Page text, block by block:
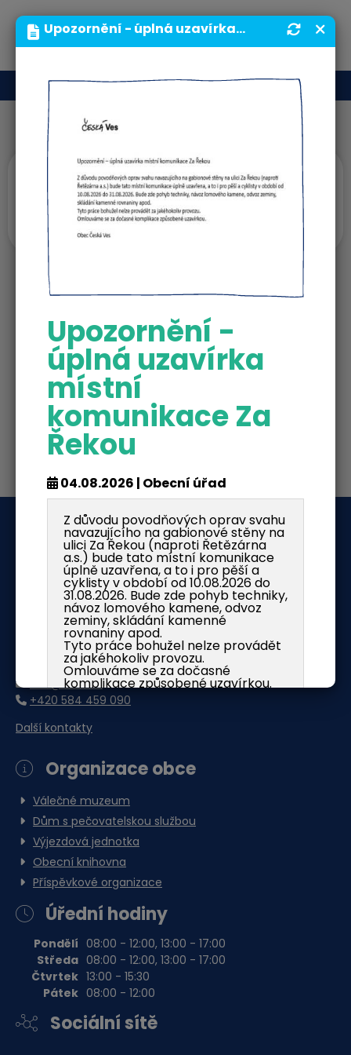
MENU
Úvodní upoutávky
Povodeň
O nás
Obec Česká Ves
Jánského 341
79081 Česká Ves
IČ: 00636037
DIČ: CZ00636037
ISDS: dy5aqbf
info@cves.cz
+420 584 459 090
Další kontakty
Organizace obce
Válečné muzeum
Dům s pečovatelskou službou
Výjezdová jednotka
Obecní knihovna
Příspěvkové organizace
Úřední hodiny
Pondělí
Středa
Čtvrtek
Pátek
08:00 - 12:00, 13:00 - 17:00
08:00 - 12:00, 13:00 - 17:00
13:00 - 15:30
08:00 - 12:00
Sociální sítě
Upozornění - úplná uzavírka místní komunikace Za Řekou | Obecní úřad | Obec Česká Ves
Upozornění -
úplná uzavírka
místní
komunikace Za
Řekou
04.08.2026 | Obecní úřad
Z důvodu povodňových oprav svahu
navazujícího na gabionové stěny na
ulici Za Řekou (naproti Řetězárna
a.s.) bude tato místní komunikace
úplně uzavřena, a to i pro pěší a
cyklisty v období od 10.08.2026 do
31.08.2026. Bude zde pohyb techniky,
návoz lomového kamene, odvoz
zeminy, skládání kamenné
rovnaniny apod.
Tyto práce bohužel nelze provádět
za jakéhokoliv provozu.
Omlouváme se za dočasné
komplikace způsobené uzavírkou.
Obec Česká Ves
Ke stažení
Upozornění úplná uzavírka
místní komunikace Za
Řekou.docx
Dokument Aplikace Word | Velikost souboru: 18 Kb
Stáhnout soubor